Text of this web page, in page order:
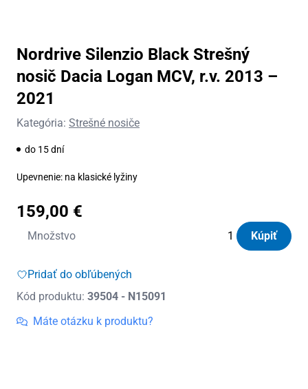
Nordrive Silenzio Black Strešný
nosič Dacia Logan MCV, r.v. 2013 –
2021
Kategória: Strešné nosiče
do 15 dní
Upevnenie: na klasické lyžiny
159,00 €
Množstvo
množstvo
Silenzio
Strešný
nosič
Kúpiť
Pridať do obľúbených
Kód produktu: 39504 - N15091
Máte otázku k produktu?